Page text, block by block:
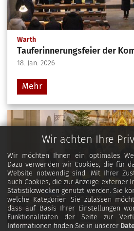
Wir achten Ihre
Wir möchten Ihnen ein optimales
Dazu verwenden wir Cookies, die für
Website notwendig sind. Mit Ihrer
auch Cookies, die zur Anzeige externer
Statistikzwecken genutzt werden. Sie
welche Kategorien Sie zulassen
dass auf Basis Ihrer Einstellungen
Funktionalitäten der Seite zur
Informationen finden Sie in unserer
Warth:
Tauferinnerungsfeier der
18. Jan. 2026
Mehr